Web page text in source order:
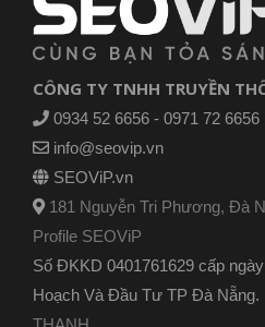
CÔNG TY TNHH TRUYỀN
0934 52 6656 - 0971 72 6656
info@seovip.vn
SEOViP.vn
181 Nguyễn Tri Phương, Đà
Profile SEOViP
Số ĐKKD 0401761629 cấp
Hoạch Và Đầu Tư TP Đà Nẵng.